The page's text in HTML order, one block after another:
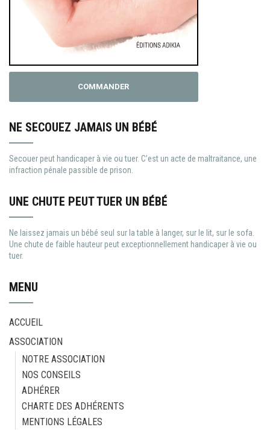
COMMANDER
NE SECOUEZ JAMAIS UN BÉBÉ
Secouer peut handicaper à vie ou tuer. C’est un acte de maltraitance, une
infraction pénale passible de prison.
UNE CHUTE PEUT TUER UN BÉBÉ
Ne laissez jamais un bébé seul sur la table à langer, sur le lit, sur le sofa.
Une chute de faible hauteur peut exceptionnellement handicaper à vie ou
tuer.
MENU
ACCUEIL
ASSOCIATION
NOTRE ASSOCIATION
NOS CONSEILS
ADHÉRER
CHARTE DES ADHÉRENTS
MENTIONS LÉGALES